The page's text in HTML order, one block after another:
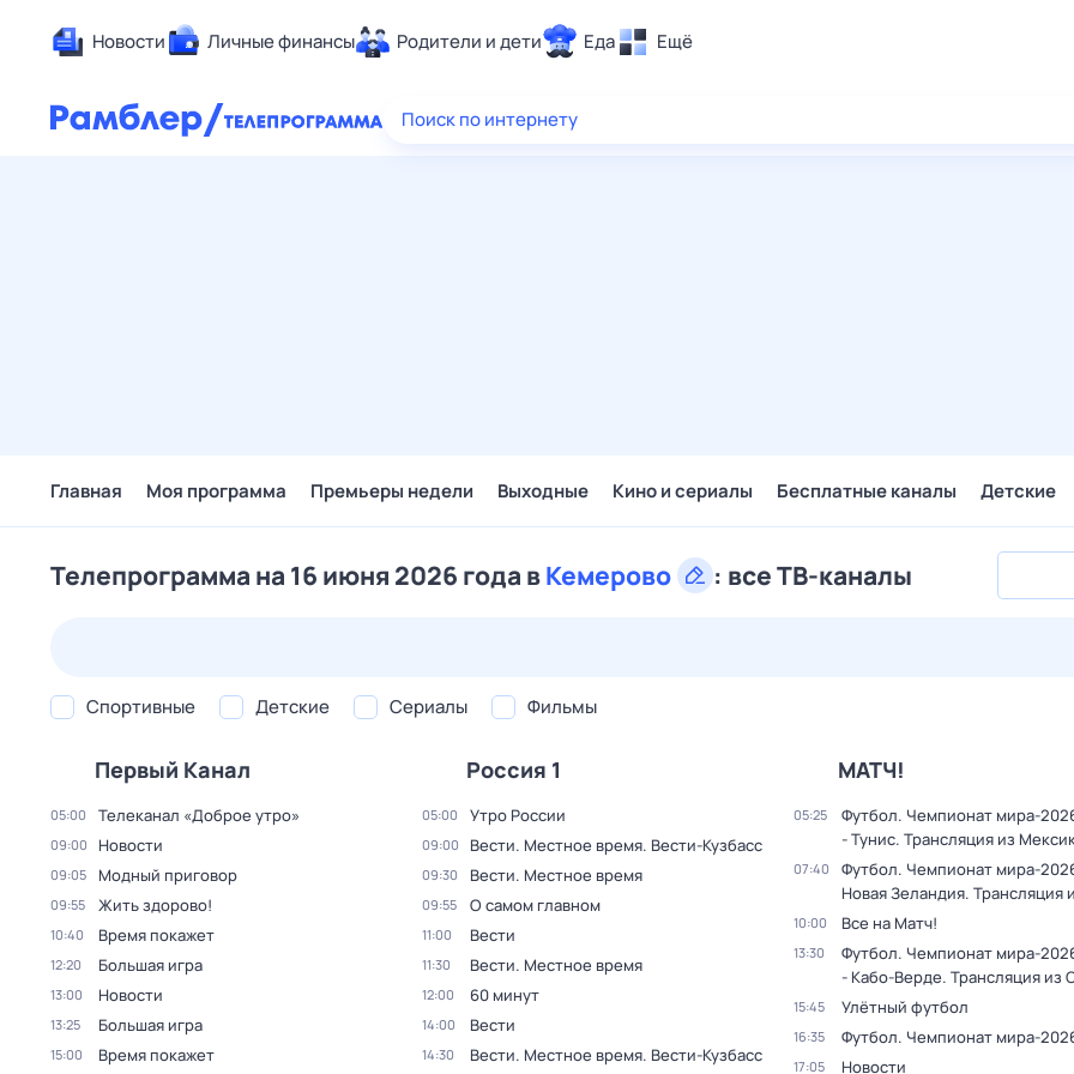
Новости Личные финансы Родители и дети Еда Ещё
Здоровье
Поиск по интернету
Главная Моя программа Премьеры недели Выходные Кино и сериалы Бесплатные каналы Детские
Телепрограмма на 16 июня 2026 года вКемерово : все ТВ-каналы
Спортивные Детские Сериалы Фильмы
Первый Канал
05:00 Телеканал «Доброе утро»
09:00 Новости
09:05 Модный приговор
09:55 Жить здорово!
10:40 Время покажет
12:20 Большая игра
13:00 Новости
13:25 Большая игра
15:00 Время покажет
Россия 1
05:00 Утро России
09:00 Вести. Местное время. Вести-Кузбасс
09:30 Вести. Местное время
09:55 О самом главном
11:00 Вести
11:30 Вести. Местное время
12:00 60 минут
14:00 Вести
14:30 Вести. Местное время. Вести-Кузбасс
МАТЧ!
05:25
Футбол. Чемпионат мира-
- Тунис. Трансляция из
07:40
Футбол. Чемпионат мира-
Новая Зеландия. Трансляция
10:00 Все на Матч!
13:30
Футбол. Чемпионат мира-
- Кабо-Верде. Трансляция из
15:45 Улётный футбол
16:35 Футбол. Чемпионат мира-
17:05 Новости